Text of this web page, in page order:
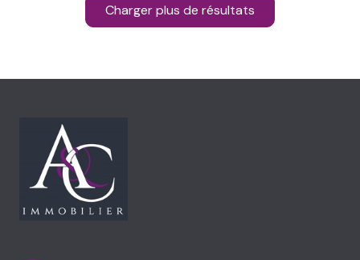
Charger plus de résultats